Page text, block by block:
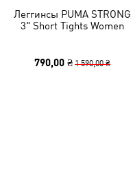
Леггинсы PUMA STRONG
3" Short Tights Women
790,00 ₴ 1 590,00 ₴